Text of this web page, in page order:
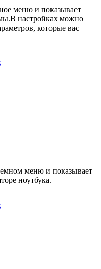
меню и показывает
настройках можно
которые вас
меню и показывает
ноутбука.